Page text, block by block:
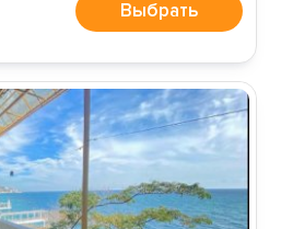
Выбрать